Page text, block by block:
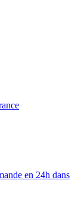
en 24h dans